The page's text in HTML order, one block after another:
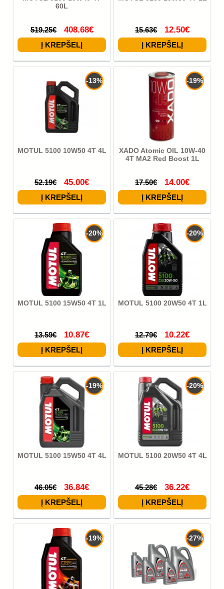
60L
519.25€ 408.68€ 15.63€ 12.50€
-13%
MOTUL 5100 10W50 4T 4L
52.19€ 45.00€
-19%
XADO Atomic OIL 10W-40
4T MA2 Red Boost 1L
17.50€ 14.00€
-20%
MOTUL 5100 15W50 4T 1L
13.59€ 10.87€
-20%
MOTUL 5100 20W50 4T 1L
12.79€ 10.22€
-19%
MOTUL 5100 15W50 4T 4L
46.05€ 36.84€
-20%
MOTUL 5100 20W50 4T 4L
45.28€ 36.22€
-19% -27%